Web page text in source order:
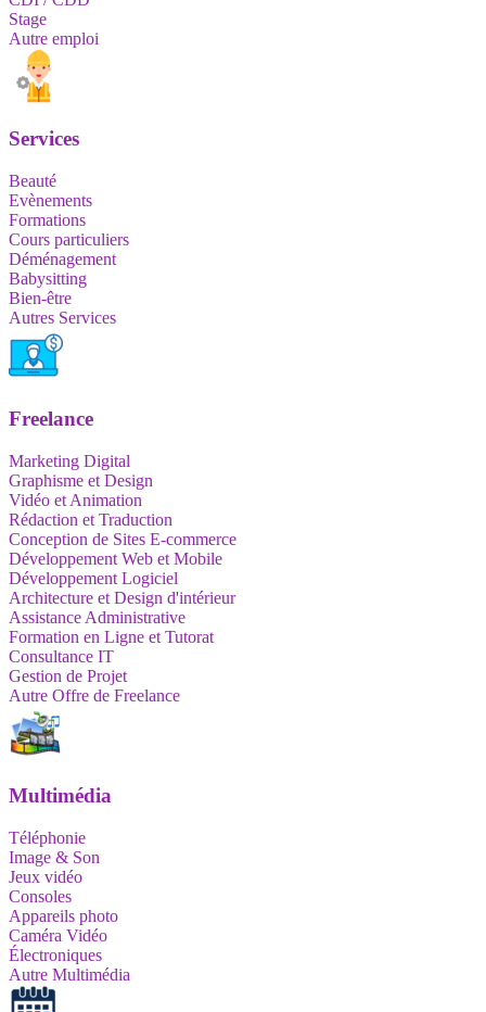
Stage
Autre emploi
Services
Beauté
Evènements
Formations
Cours particuliers
Déménagement
Babysitting
Bien-être
Autres Services
Freelance
Marketing Digital
Graphisme et Design
Vidéo et Animation
Rédaction et Traduction
Conception de Sites E-commerce
Développement Web et Mobile
Développement Logiciel
Architecture et Design d'intérieur
Assistance Administrative
Formation en Ligne et Tutorat
Consultance IT
Gestion de Projet
Autre Offre de Freelance
Multimédia
Téléphonie
Image & Son
Jeux vidéo
Consoles
Appareils photo
Caméra Vidéo
Électroniques
Autre Multimédia